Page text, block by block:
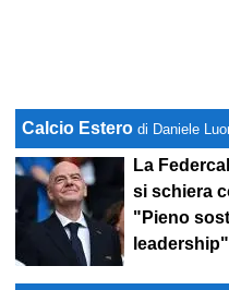
Calcio Estero di Daniele
La
si schiera
"Pieno
leadership"